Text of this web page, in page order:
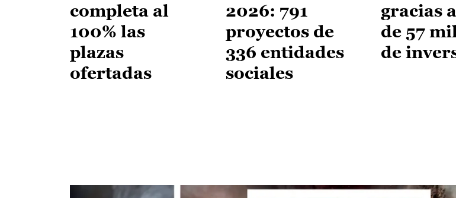
completa al
100% las
plazas
ofertadas
2026: 791
proyectos de
336 entidades
sociales
gracias
de 57
de